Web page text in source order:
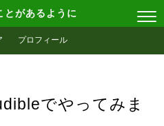
とがあるように
プロフィール
でやってみま